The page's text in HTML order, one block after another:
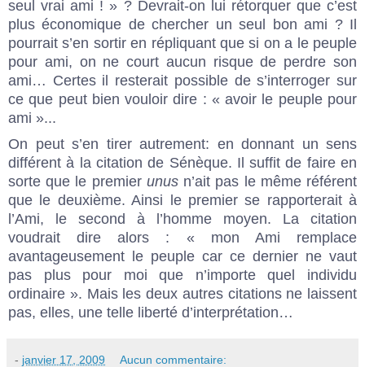
seul vrai ami ! » ? Devrait-on lui rétorquer que c’est
plus économique de chercher un seul bon ami ? Il
pourrait s’en sortir en répliquant que si on a le peuple
pour ami, on ne court aucun risque de perdre son
ami… Certes il resterait possible de s’interroger sur
ce que peut bien vouloir dire : « avoir le peuple pour
ami »...
On peut s’en tirer autrement: en donnant un sens
différent à la citation de Sénèque. Il suffit de faire en
sorte que le premier unusn’ait pas le même référent
que le deuxième. Ainsi le premier se rapporterait à
l’Ami, le second à l’homme moyen. La citation
voudrait dire alors : « mon Ami remplace
avantageusement le peuple car ce dernier ne vaut
pas plus pour moi que n’importe quel individu
ordinaire ». Mais les deux autres citations ne laissent
pas, elles, une telle liberté d’interprétation…
- janvier 17, 2009 Aucun commentaire: